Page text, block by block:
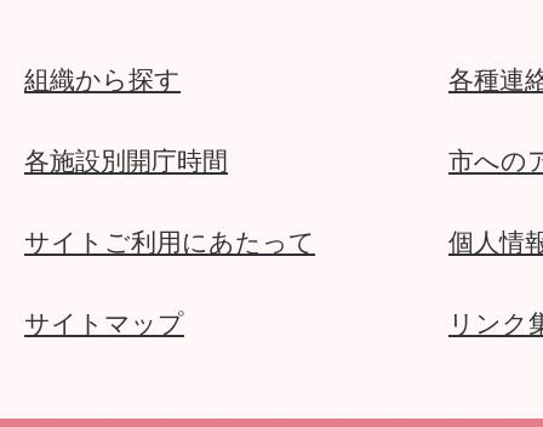
組織から探す 各種連
各施設別開庁時間 市への
サイトご利用にあたって 個人情
サイトマップ リンク